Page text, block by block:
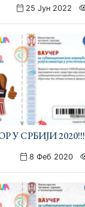
25 Јун 2022
У СРБИЈИ 2020!!!
8 Феб 2020